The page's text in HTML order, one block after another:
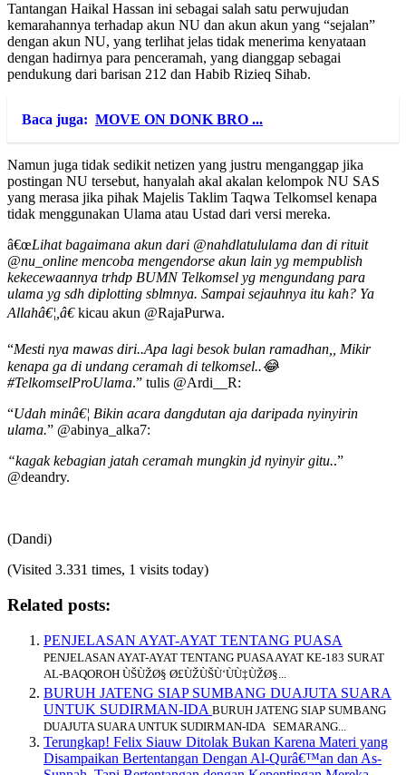
Tantangan Haikal Hassan ini sebagai salah satu perwujudan
kemarahannya terhadap akun NU dan akun akun yang “sejalan”
dengan akun NU, yang terlihat jelas tidak menerima kenyataan
dengan hadirnya para penceramah, yang dianggap sebagai
pendukung dari barisan 212 dan Habib Rizieq Sihab.
Baca juga: MOVE ON DONK BRO ...
Namun juga tidak sedikit netizen yang justru menganggap jika
postingan NU tersebut, hanyalah akal akalan kelompok NU SAS
yang merasa jika pihak Majelis Taklim Taqwa Telkomsel kenapa
tidak menggunakan Ulama atau Ustad dari versi mereka.
â€œLihat bagaimana akun dari @nahdlatululama dan di rituit
@nu_online mencoba mengendorse akun lain yg mempublish
kekecewaannya trhdp BUMN Telkomsel yg mengundang para
ulama yg sdh diplotting sblmnya. Sampai sejauhnya itu kah? Ya
Allahâ€¦,â€kicau akun @RajaPurwa.
“Mesti nya mawas diri..Apa lagi besok bulan ramadhan,, Mikir
kenapa ga di undang ceramah di telkomsel..😂
#TelkomselProUlama.” tulis @Ardi__R:
“Udah minâ€¦ Bikin acara dangdutan aja daripada nyinyirin
ulama.” @abinya_alka7:
“kagak kebagian jatah ceramah mungkin jd nyinyir gitu..”
@deandry.
(Dandi)
(Visited 3.331 times, 1 visits today)
Related posts:
PENJELASAN AYAT-AYAT TENTANG PUASA
PENJELASAN AYAT-AYAT TENTANG PUASA AYAT KE-183 SURAT
AL-BAQOROH ÙŠÙŽØ§ Ø£ÙŽÙŠÙ‘ÙÙ‡ÙŽØ§...
BURUH JATENG SIAP SUMBANG DUAJUTA SUARA
UNTUK SUDIRMAN-IDA BURUH JATENG SIAP SUMBANG
DUAJUTA SUARA UNTUK SUDIRMAN-IDA SEMARANG...
Terungkap! Felix Siauw Ditolak Bukan Karena Materi yang
Disampaikan Bertentangan Dengan Al-Qurâ€™an dan As-